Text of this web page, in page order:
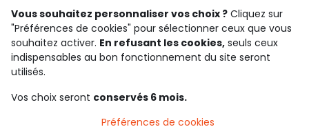
notre catalogue
Conditions générales de ventes et d'utilisation
Politique de confidentialité
Cookies et données personnelles
Paramètres des cookies
Vous souhaitez personnaliser vos choix ? Cliquez sur
"Préférences de cookies" pour sélectionner ceux que vous
souhaitez activer. En refusant les cookies, seuls ceux
indispensables au bon fonctionnement du site seront
utilisés.
Vos choix seront conservés 6 mois.
Préférences de cookies